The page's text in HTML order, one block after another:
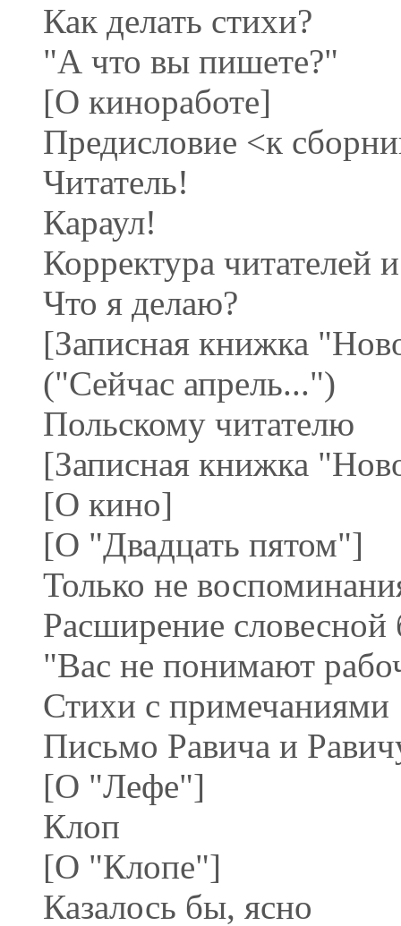
Как делать стихи?
"А что вы пишете?"
[О киноработе]
Предисловие <к
Читатель!
Караул!
Корректура читателей
Что я делаю?
[Записная книжка
("Сейчас апрель...")
Польскому читателю
[Записная книжка
[О кино]
[О "Двадцать пятом"]
Только не
Расширение словесной
"Вас не понимают
Стихи с примечаниями
Письмо Равича и
[О "Лефе"]
Клоп
[О "Клопе"]
Казалось бы, ясно